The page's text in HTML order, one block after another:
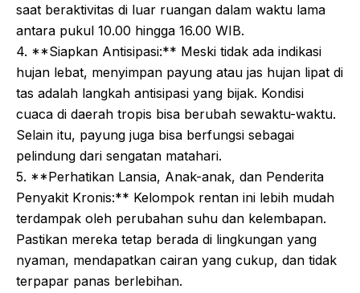
saat beraktivitas di luar ruangan dalam waktu lama
antara pukul 10.00 hingga 16.00 WIB.
4. **Siapkan Antisipasi:** Meski tidak ada indikasi
hujan lebat, menyimpan payung atau jas hujan lipat di
tas adalah langkah antisipasi yang bijak. Kondisi
cuaca di daerah tropis bisa berubah sewaktu-waktu.
Selain itu, payung juga bisa berfungsi sebagai
pelindung dari sengatan matahari.
5. **Perhatikan Lansia, Anak-anak, dan Penderita
Penyakit Kronis:** Kelompok rentan ini lebih mudah
terdampak oleh perubahan suhu dan kelembapan.
Pastikan mereka tetap berada di lingkungan yang
nyaman, mendapatkan cairan yang cukup, dan tidak
terpapar panas berlebihan.